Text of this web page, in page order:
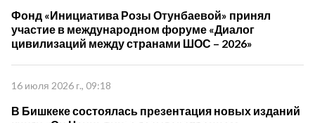
Фонд «Инициатива Розы Отунбаевой» принял
участие в международном форуме «Диалог
цивилизаций между странами ШОС – 2026»
16 июля 2026 г., 09:18
В Бишкеке состоялась презентация новых изданий